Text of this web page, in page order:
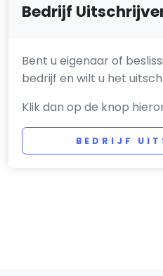
Bedrijf
Bent u eigenaar of
bedrijf en wilt u het
Klik dan op de knop
BEDRIJF